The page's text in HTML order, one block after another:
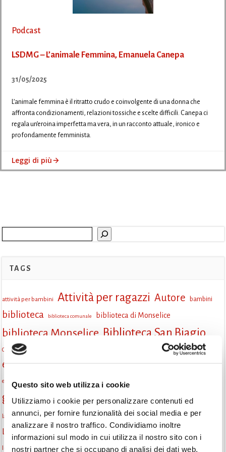
Questo sito web utilizza i cookie
Utilizziamo i cookie per personalizzare contenuti ed
annunci, per fornire funzionalità dei social media e per
analizzare il nostro traffico. Condividiamo inoltre
informazioni sul modo in cui utilizza il nostro sito con i
nostri partner che si occupano di analisi dei dati web,
Podcast
LSDMG – L’animale Femmina, Emanuela Canepa
31/05/2025
L’animale femmina è il ritratto crudo e coinvolgente di una donna che
affronta condizionamenti, relazioni tossiche e scelte difficili. Canepa ci
regala un’eroina imperfetta ma vera, in un racconto attuale, ironico e
profondamente femminista.
Leggi di più
TAGS
attività per bambini Attività per ragazzi Autore bambini
biblioteca biblioteca comunale biblioteca di Monselice
biblioteca Monselice Biblioteca San Biagio
Centro per il libro e la lettura eventi biblioteca
eventi culturali eventi culturali Monselice eventi in biblioteca
eventi Monselice eventi per famiglie famiglie
gruppo di lettura incontri letterari Informazioni
laboratori creativi laboratorio la strada di mattoni gialli
Lettori itineranti lettura condivisa
lettura silenziosa letture ad alta voce libri libri come semi libri da leggere